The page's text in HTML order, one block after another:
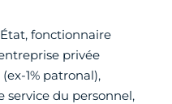
fonctionnaire
privée
1% patronal),
service du personnel,